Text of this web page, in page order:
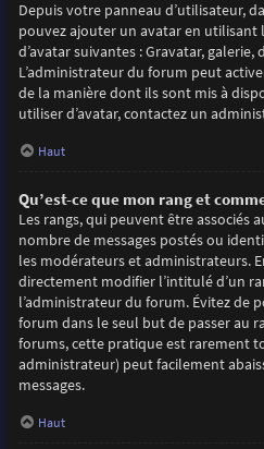
Depuis votre panneau d’utilisateur,
pouvez ajouter un avatar en utilisant
d’avatar suivantes : Gravatar,
L’administrateur du forum peut
de la manière dont ils sont mis à
utiliser d’avatar, contactez un
Haut
Qu’est-ce que mon rang et
Les rangs, qui peuvent être associés
nombre de messages postés ou
les modérateurs et administrateurs.
directement modifier l’intitulé d’un
l’administrateur du forum. Évitez de
forum dans le seul but de passer au
forums, cette pratique est rarement
administrateur) peut facilement
messages.
Haut